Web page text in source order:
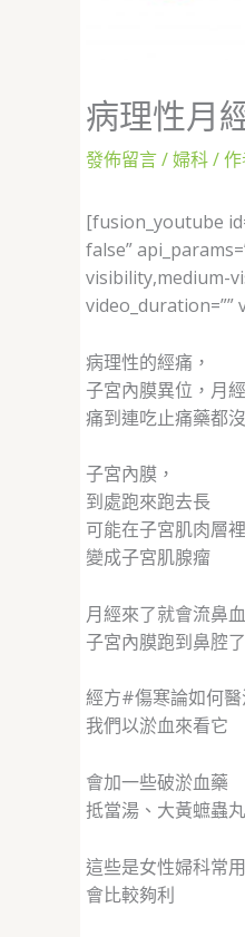
病理性月
發佈留言/婦科/ 作
[fusion_youtube
false”
visibility,medium-
video_duration=””
病理性的經痛，
子宮內膜異位，月
痛到連吃止痛藥都
子宮內膜，
到處跑來跑去長
可能在子宮肌肉層
變成子宮肌腺瘤
月經來了就會流鼻血
子宮內膜跑到鼻腔了
經方#傷寒論如何醫
我們以淤血來看它
會加一些破淤血藥
抵當湯、大黃蟅蟲
這些是女性婦科常
會比較夠利